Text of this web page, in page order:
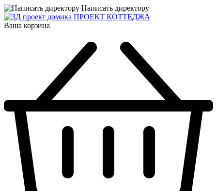
Написать директору
ПРОЕКТ КОТТЕДЖА
Ваша корзина